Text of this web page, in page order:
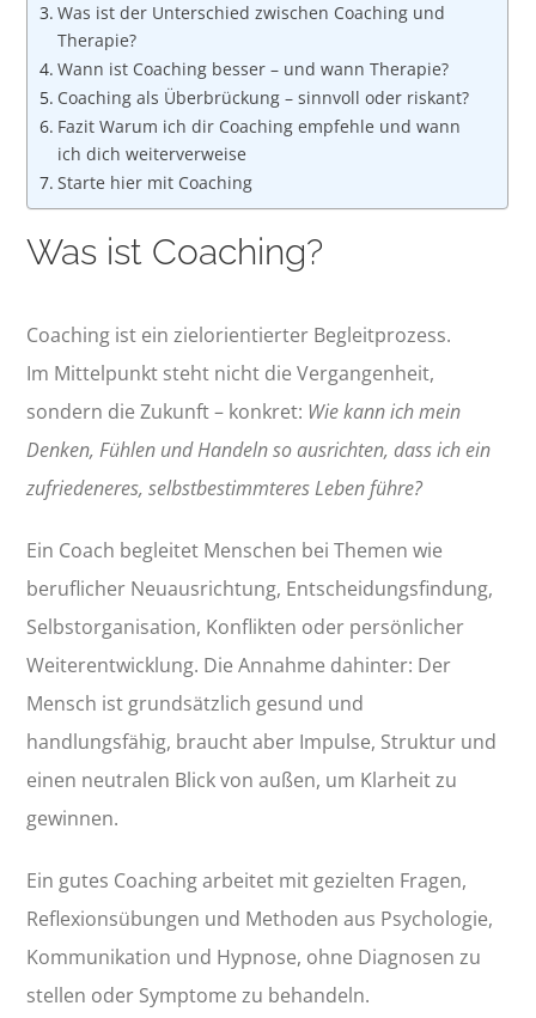
Was ist der Unterschied zwischen Coaching und
Therapie?
Wann ist Coaching besser – und wann Therapie?
Coaching als Überbrückung – sinnvoll oder riskant?
Fazit Warum ich dir Coaching empfehle und wann
ich dich weiterverweise
Starte hier mit Coaching
Was ist Coaching?
Coaching ist ein zielorientierter Begleitprozess.
Im Mittelpunkt steht nicht die Vergangenheit,
sondern die Zukunft – konkret: Wie kann ich mein
Denken, Fühlen und Handeln so ausrichten, dass ich ein
zufriedeneres, selbstbestimmteres Leben führe?
Ein Coach begleitet Menschen bei Themen wie
beruflicher Neuausrichtung, Entscheidungsfindung,
Selbstorganisation, Konflikten oder persönlicher
Weiterentwicklung. Die Annahme dahinter: Der
Mensch ist grundsätzlich gesund und
handlungsfähig, braucht aber Impulse, Struktur und
einen neutralen Blick von außen, um Klarheit zu
gewinnen.
Ein gutes Coaching arbeitet mit gezielten Fragen,
Reflexionsübungen und Methoden aus Psychologie,
Kommunikation und Hypnose, ohne Diagnosen zu
stellen oder Symptome zu behandeln.